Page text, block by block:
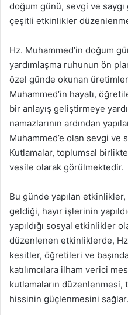
doğum günü, sevgi ve
çeşitli etkinlikler
Hz. Muhammed’in doğum
yardımlaşma ruhunun ön
özel günde okunan
Muhammed’in hayatı,
bir anlayış geliştirmeye
namazlarının ardından
Muhammed’e olan sevgi ve
Kutlamalar, toplumsal
vesile olarak görülmektedir.
Bu günde yapılan
geldiği, hayır işlerinin
yapıldığı sosyal etkinlikler
düzenlenen etkinliklerde,
kesitler, öğretileri ve
katılımcılara ilham verici
kutlamaların
hissinin güçlenmesini sağlar.